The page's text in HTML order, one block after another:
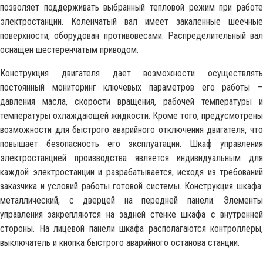
позволяет поддерживать выбранный тепловой режим при работе
электростанции. Коленчатый вал имеет закаленные шеечные
поверхности, оборудован противовесами. Распределительный вал
оснащен шестеренчатым приводом.
Конструкция двигателя дает возможности осуществлять
постоянный мониторинг ключевых параметров его работы –
давления масла, скорости вращения, рабочей температуры и
температуры охлаждающей жидкости. Кроме того, предусмотрены
возможности для быстрого аварийного отключения двигателя, что
повышает безопасность его эксплуатации. Шкаф управления
электростанцией производства является индивидуальным для
каждой электростанции и разрабатывается, исходя из требований
заказчика и условий работы готовой системы. Конструкция шкафа:
металлический, с дверцей на передней панели. Элементы
управления закрепляются на задней стенке шкафа с внутренней
стороны. На лицевой панели шкафа располагаются контроллеры,
выключатель и кнопка быстрого аварийного останова станции.